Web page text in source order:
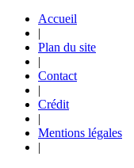
Accueil
|
Plan du site
|
Contact
|
Crédit
|
Mentions légales
|